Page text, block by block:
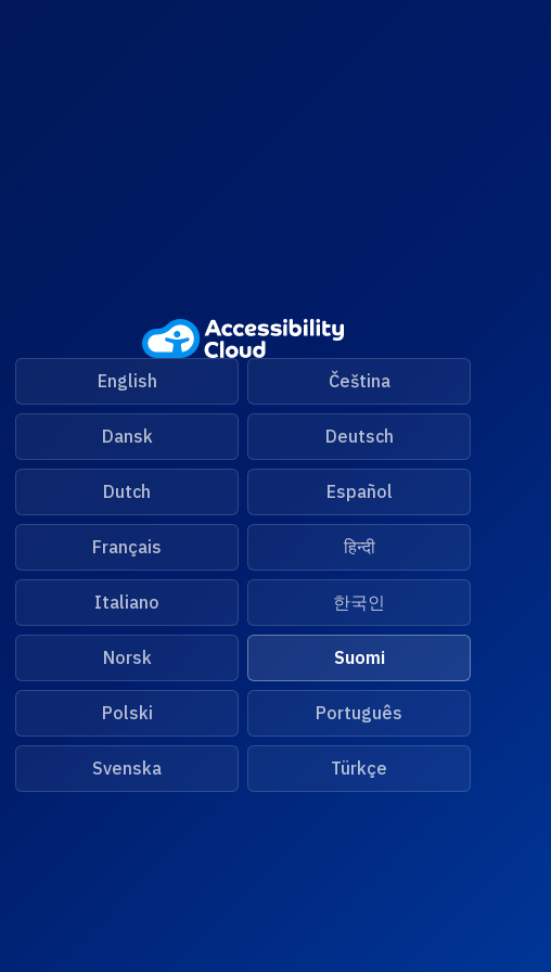
English Čeština
Dansk Deutsch
Dutch Español
Français हिन्दी
Italiano 한국인
Norsk Suomi
Polski Português
Svenska Türkçe